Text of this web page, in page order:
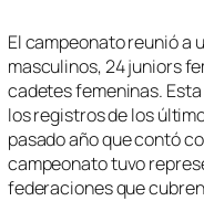
El campeonato reunió a
masculinos, 24 juniors
cadetes femeninas.
los registros de los
pasado año que contó
campeonato tuvo
federaciones que